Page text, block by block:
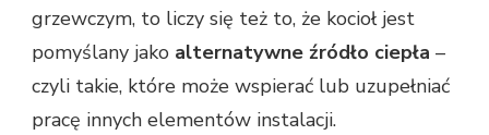
grzewczym, to liczy się też to, że kocioł jest
pomyślany jako alternatywne źródło ciepła –
czyli takie, które może wspierać lub uzupełniać
pracę innych elementów instalacji.